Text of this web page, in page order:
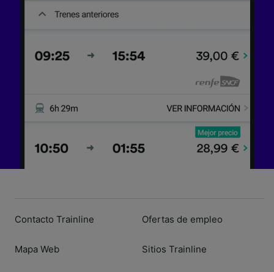
Contacto Trainline
Mapa Web
Ofertas de empleo
Sitios Trainline